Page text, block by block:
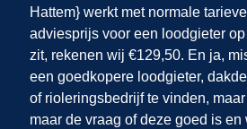
Hattem} werkt met normale
adviesprijs voor een loodgieter
zit, rekenen wij €129,50. En ja,
een goedkopere loodgieter,
of rioleringsbedrijf te vinden,
maar de vraag of deze goed is en